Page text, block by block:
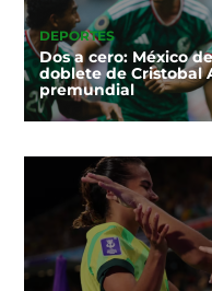
DEPORTES
Dos a cero: México
doblete de Cristobal
premundial